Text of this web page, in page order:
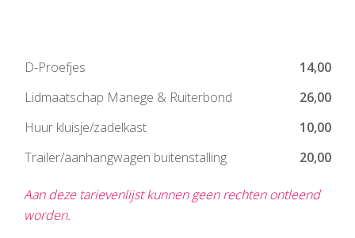
D-Proefjes
14,00
Lidmaatschap Manege & Ruiterbond
26,00
Huur kluisje/zadelkast
10,00
Trailer/aanhangwagen buitenstalling
20,00
Aan deze tarievenlijst kunnen geen rechten ontleend
worden.